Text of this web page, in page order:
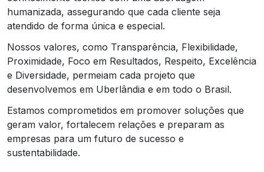
humanizada, assegurando que cada cliente seja
atendido de forma única e especial.
Nossos valores, como Transparência, Flexibilidade,
Proximidade, Foco em Resultados, Respeito, Excelência
e Diversidade, permeiam cada projeto que
desenvolvemos em Uberlândia e em todo o Brasil.
Estamos comprometidos em promover soluções que
geram valor, fortalecem relações e preparam as
empresas para um futuro de sucesso e
sustentabilidade.